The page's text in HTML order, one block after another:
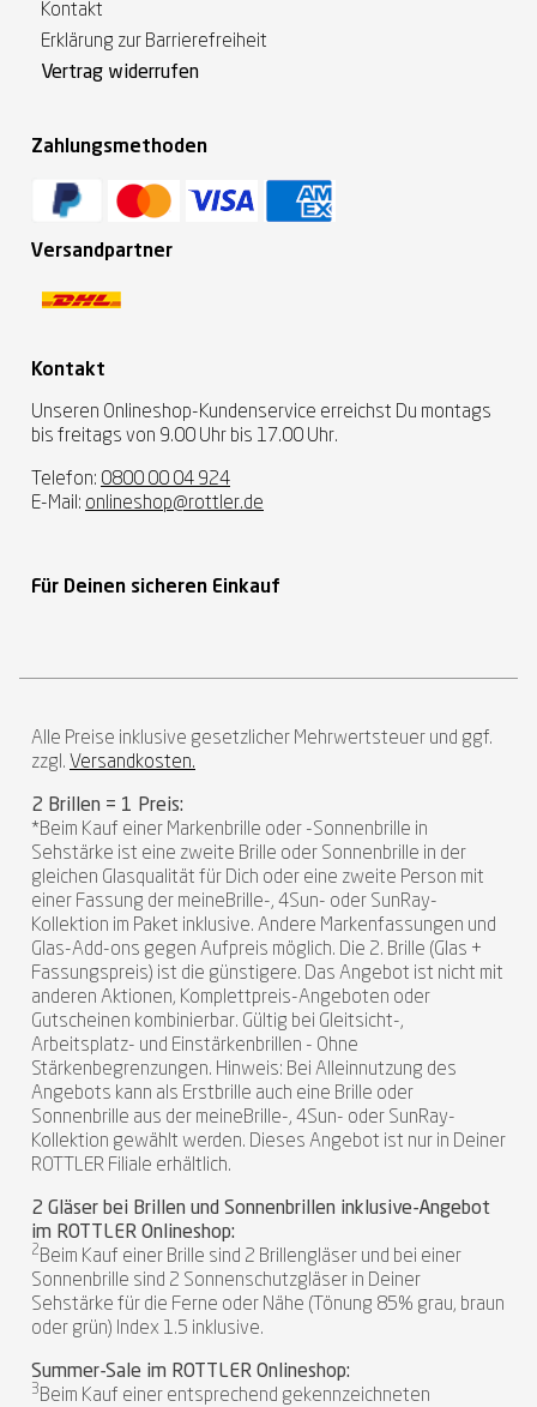
Kontakt
Erklärung zur Barrierefreiheit
Vertrag widerrufen
Zahlungsmethoden
Versandpartner
Kontakt
Unseren Onlineshop-Kundenservice erreichst Du montags
bis freitags von 9.00 Uhr bis 17.00 Uhr.
Telefon: 0800 00 04 924
E-Mail: onlineshop@rottler.de
Für Deinen sicheren Einkauf
Alle Preise inklusive gesetzlicher Mehrwertsteuer und ggf.
zzgl. Versandkosten.
2 Brillen = 1 Preis:
*Beim Kauf einer Markenbrille oder -Sonnenbrille in
Sehstärke ist eine zweite Brille oder Sonnenbrille in der
gleichen Glasqualität für Dich oder eine zweite Person mit
einer Fassung der meineBrille-, 4Sun- oder SunRay-
Kollektion im Paket inklusive. Andere Markenfassungen und
Glas-Add-ons gegen Aufpreis möglich. Die 2. Brille (Glas +
Fassungspreis) ist die günstigere. Das Angebot ist nicht mit
anderen Aktionen, Komplettpreis-Angeboten oder
Gutscheinen kombinierbar. Gültig bei Gleitsicht-,
Arbeitsplatz- und Einstärkenbrillen - Ohne
Stärkenbegrenzungen. Hinweis: Bei Alleinnutzung des
Angebots kann als Erstbrille auch eine Brille oder
Sonnenbrille aus der meineBrille-, 4Sun- oder SunRay-
Kollektion gewählt werden. Dieses Angebot ist nur in Deiner
ROTTLER Filiale erhältlich.
2 Gläser bei Brillen und Sonnenbrillen inklusive-Angebot
im ROTTLER Onlineshop:
2 Beim Kauf einer Brille sind 2 Brillengläser und bei einer
Sonnenbrille sind 2 Sonnenschutzgläser in Deiner
Sehstärke für die Ferne oder Nähe (Tönung 85% grau, braun
oder grün) Index 1.5 inklusive.
Summer-Sale im ROTTLER Onlineshop:
3 Beim Kauf einer entsprechend gekennzeichneten